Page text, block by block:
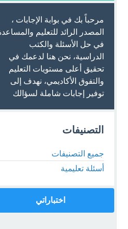
مرحباً بك في بوابة الإجابات ،
المصدر الرائد للتعليم
في حل الأسئلة والكتب
الدراسية، نحن هنا لدعمك في
تحقيق أعلى مستويات التعليم
والتفوق الأكاديمي، نهدف إلى
توفير إجابات شاملة لسؤالك
التصنيفات
جميع التصنيفات
أسئلة تعليمية
اختباراتي